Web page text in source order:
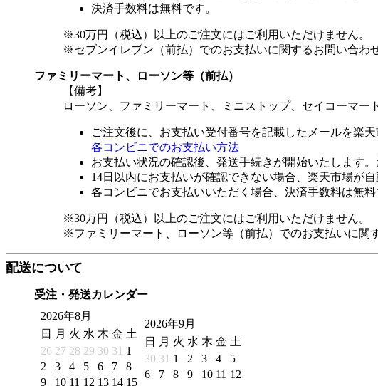
決済手数料は無料です。
※30万円（税込）以上のご注文にはご利用いただけません。
※セブンイレブン（前払）でのお支払いに関するお問い合わ
ファミリーマート、ローソン等（前払）
【備考】
ローソン、ファミリーマート、ミニストップ、セイコーマー
ご注文後に、お支払い受付番号を記載したメールを楽天
各コンビニでのお支払い方法
お支払い状況の確認後、発送手続きが開始いたします
14日以内にお支払いが確認できない場合、楽天市場が
各コンビニでお支払いいただく場合、決済手数料は無料
※30万円（税込）以上のご注文にはご利用いただけません。
※ファミリーマート、ローソン等（前払）でのお支払いに関
配送について
受注・発送カレンダー
2026年8月
日
月 火 水 木 金 土
26 27 28 29 30 31 1
2
3 4 5 6 7
8
9
10 11 12 13 14 15
2026年9月
日
月 火 水 木 金 土
30 31 1 2 3 4
5
6
7 8 9 10 11 12